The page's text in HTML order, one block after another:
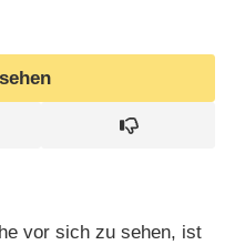
vor sich zu sehen, ist